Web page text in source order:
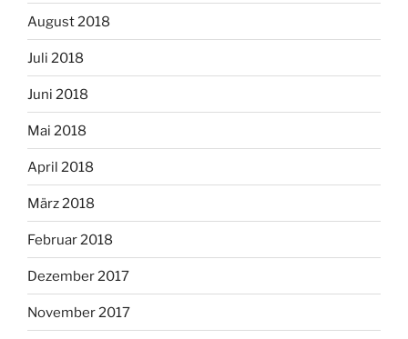
August 2018
Juli 2018
Juni 2018
Mai 2018
April 2018
März 2018
Februar 2018
Dezember 2017
November 2017